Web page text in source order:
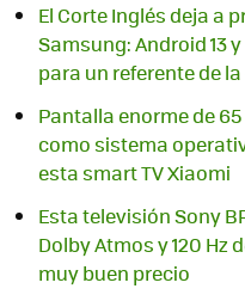
El Corte Inglés deja a
Samsung: Android 13
para un referente de
Pantalla enorme de
como sistema
esta smart TV Xiaomi
Esta televisión Sony
Dolby Atmos y 120 Hz
muy buen precio